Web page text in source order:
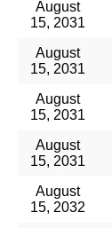
August
15, 2031
August
15, 2031
August
15, 2031
August
15, 2031
August
15, 2032